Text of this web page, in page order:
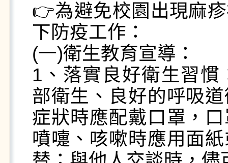
👉️為避免校園出現麻
下防疫工作：
(一)衛生教育宣導：
1、落實良好衛生習
部衛生、良好的呼吸
症狀時應配戴口罩，
噴嚏、咳嗽時應用面